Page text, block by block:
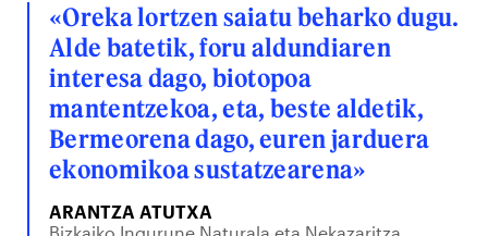
«Oreka lortzen saiatu beharko dugu.
Alde batetik, foru aldundiaren
interesa dago, biotopoa
mantentzekoa, eta, beste aldetik,
Bermeorena dago, euren jarduera
ekonomikoa sustatzearena»
ARANTZA ATUTXA
Bizkaiko Ingurune Naturala eta Nekazaritza